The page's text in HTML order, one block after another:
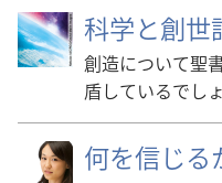
科学と創世
創造について聖
盾しているでし
何を信じる